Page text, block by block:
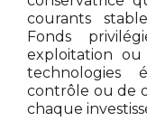
courants
Fonds
exploitation
technologies
contrôle ou de
chaque